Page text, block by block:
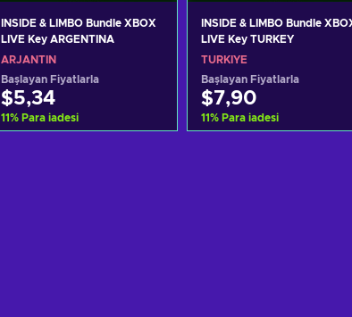
INSIDE & LIMBO Bundle XBOX
LIVE Key ARGENTINA
ARJANTIN
Başlayan Fiyatlarla
$5,34
11% Para iadesi
INSIDE & LIMBO Bundle
LIVE Key TURKEY
TÜRKIYE
Başlayan Fiyatlarla
$7,90
11% Para iadesi